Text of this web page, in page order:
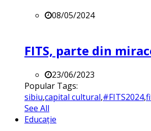
08/05/2024
FITS, parte din
23/06/2023
Popular Tags:
sibiu,capital cultural,#FITS2024,
See All
Educație